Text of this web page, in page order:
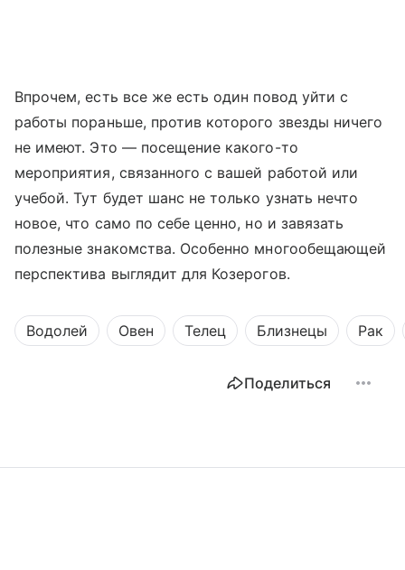
Впрочем, есть все же есть один повод уйти с
работы пораньше, против которого звезды ничего
не имеют. Это — посещение какого-то
мероприятия, связанного с вашей работой или
учебой. Тут будет шанс не только узнать нечто
новое, что само по себе ценно, но и завязать
полезные знакомства. Особенно многообещающей
перспектива выглядит для Козерогов.
Водолей Овен Телец Близнецы Рак
Поделиться